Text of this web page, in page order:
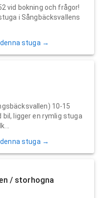
vid bokning och frågor!
i Sångbäcksvallens
stuga →
10-15
ligger en rymlig stuga
stuga →
/ storhogna